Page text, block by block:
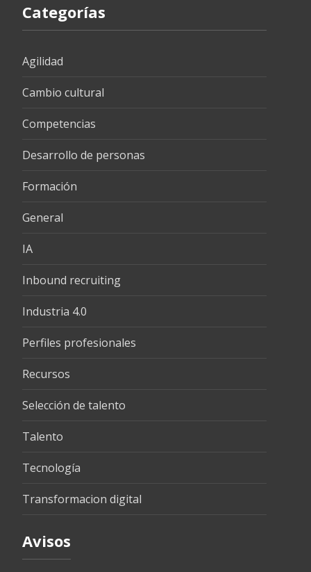
Categorías
Agilidad
Cambio cultural
Competencias
Desarrollo de personas
Formación
General
IA
Inbound recruiting
Industria 4.0
Perfiles profesionales
Recursos
Selección de talento
Talento
Tecnología
Transformacion digital
Avisos